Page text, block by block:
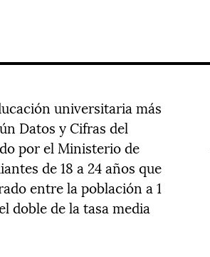
universitaria más
Datos y Cifras del
por el Ministerio de
de 18 a 24 años que
entre la población a 1
doble de la tasa media